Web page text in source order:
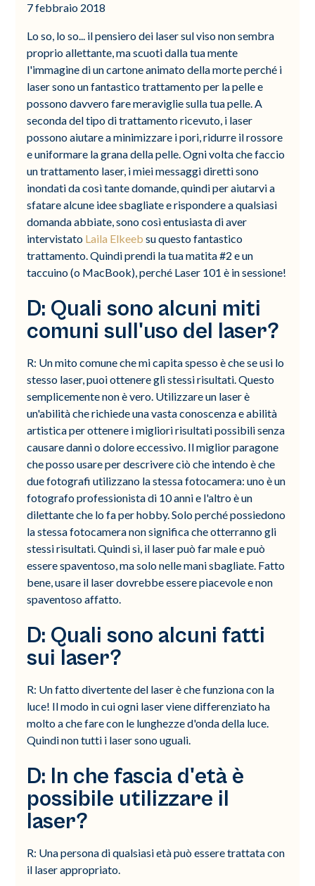
7 febbraio 2018
Lo so, lo so... il pensiero dei laser sul viso non sembra
proprio allettante, ma scuoti dalla tua mente
l'immagine di un cartone animato della morte perché i
laser sono un fantastico trattamento per la pelle e
possono davvero fare meraviglie sulla tua pelle. A
seconda del tipo di trattamento ricevuto, i laser
possono aiutare a minimizzare i pori, ridurre il rossore
e uniformare la grana della pelle. Ogni volta che faccio
un trattamento laser, i miei messaggi diretti sono
inondati da così tante domande, quindi per aiutarvi a
sfatare alcune idee sbagliate e rispondere a qualsiasi
domanda abbiate, sono così entusiasta di aver
intervistato Laila Elkeeb su questo fantastico
trattamento. Quindi prendi la tua matita #2 e un
taccuino (o MacBook), perché Laser 101 è in sessione!
D: Quali sono alcuni miti
comuni sull'uso del laser?
R: Un mito comune che mi capita spesso è che se usi lo
stesso laser, puoi ottenere gli stessi risultati. Questo
semplicemente non è vero. Utilizzare un laser è
un'abilità che richiede una vasta conoscenza e abilità
artistica per ottenere i migliori risultati possibili senza
causare danni o dolore eccessivo. Il miglior paragone
che posso usare per descrivere ciò che intendo è che
due fotografi utilizzano la stessa fotocamera: uno è un
fotografo professionista di 10 anni e l'altro è un
dilettante che lo fa per hobby. Solo perché possiedono
la stessa fotocamera non significa che otterranno gli
stessi risultati. Quindi sì, il laser può far male e può
essere spaventoso, ma solo nelle mani sbagliate. Fatto
bene, usare il laser dovrebbe essere piacevole e non
spaventoso affatto.
D: Quali sono alcuni fatti
sui laser?
R: Un fatto divertente del laser è che funziona con la
luce! Il modo in cui ogni laser viene differenziato ha
molto a che fare con le lunghezze d'onda della luce.
Quindi non tutti i laser sono uguali.
D: In che fascia d'età è
possibile utilizzare il
laser?
R: Una persona di qualsiasi età può essere trattata con
il laser appropriato.